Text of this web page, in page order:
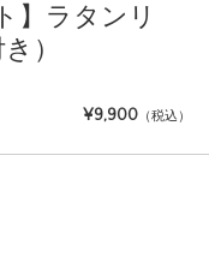
】ラタンリ
）
¥9,900 （税込）